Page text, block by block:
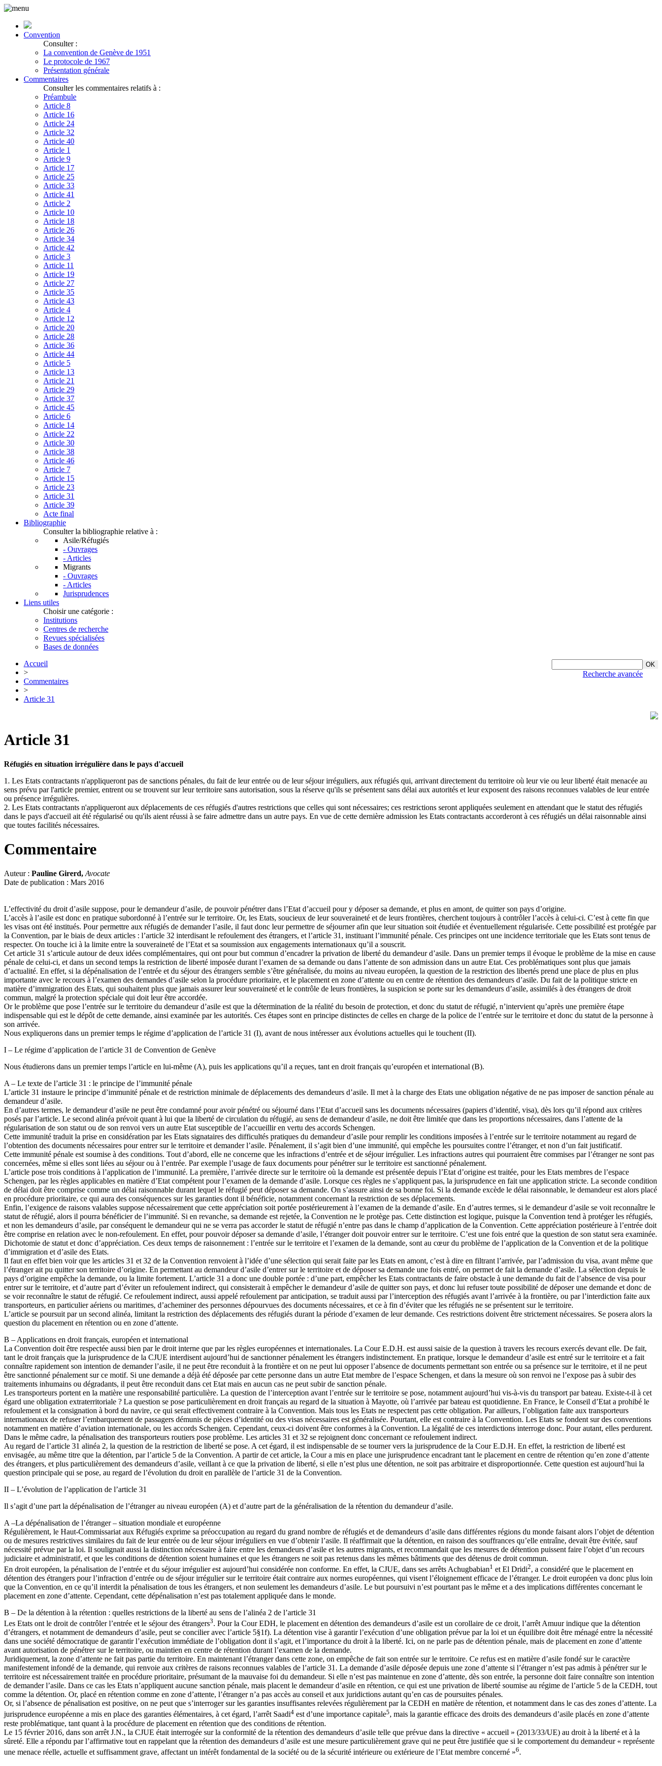
Convention
Consulter :
La convention de Genève de 1951
Le protocole de 1967
Présentation générale
Commentaires
Consulter les commentaires relatifs à :
Préambule
Article 8
Article 16
Article 24
Article 32
Article 40
Article 1
Article 9
Article 17
Article 25
Article 33
Article 41
Article 2
Article 10
Article 18
Article 26
Article 34
Article 42
Article 3
Article 11
Article 19
Article 27
Article 35
Article 43
Article 4
Article 12
Article 20
Article 28
Article 36
Article 44
Article 5
Article 13
Article 21
Article 29
Article 37
Article 45
Article 6
Article 14
Article 22
Article 30
Article 38
Article 46
Article 7
Article 15
Article 23
Article 31
Article 39
Acte final
Bibliographie
Consulter la bibliographie relative à :
Asile/Réfugiés
- Ouvrages
- Articles
Migrants
- Ouvrages
- Articles
Jurisprudences
Liens utiles
Choisir une catégorie :
Institutions
Centres de recherche
Revues spécialisées
Bases de données
Recherche avancée
Accueil
>
Commentaires
>
Article 31
Article 31
Réfugiés en situation irrégulière dans le pays d'accueil
1. Les Etats contractants n'appliqueront pas de sanctions pénales, du fait de leur entrée ou de leur séjour irréguliers, aux réfugiés qui, arrivant directement du territoire où leur vie ou leur liberté était menacée au
sens prévu par l'article premier, entrent ou se trouvent sur leur territoire sans autorisation, sous la réserve qu'ils se présentent sans délai aux autorités et leur exposent des raisons reconnues valables de leur entrée
ou présence irrégulières.
2. Les Etats contractants n'appliqueront aux déplacements de ces réfugiés d'autres restrictions que celles qui sont nécessaires; ces restrictions seront appliquées seulement en attendant que le statut des réfugiés
dans le pays d'accueil ait été régularisé ou qu'ils aient réussi à se faire admettre dans un autre pays. En vue de cette dernière admission les Etats contractants accorderont à ces réfugiés un délai raisonnable ainsi
que toutes facilités nécessaires.
Commentaire
Auteur : Pauline Girerd, Avocate
Date de publication : Mars 2016
L’effectivité du droit d’asile suppose, pour le demandeur d’asile, de pouvoir pénétrer dans l’Etat d’accueil pour y déposer sa demande, et plus en amont, de quitter son pays d’origine.
L’accès à l’asile est donc en pratique subordonné à l’entrée sur le territoire. Or, les Etats, soucieux de leur souveraineté et de leurs frontières, cherchent toujours à contrôler l’accès à celui-ci. C’est à cette fin que
les visas ont été institués. Pour permettre aux réfugiés de demander l’asile, il faut donc leur permettre de séjourner afin que leur situation soit étudiée et éventuellement régularisée. Cette possibilité est protégée par
la Convention, par le biais de deux articles : l’article 32 interdisant le refoulement des étrangers, et l’article 31, instituant l’immunité pénale. Ces principes ont une incidence territoriale que les Etats sont tenus de
respecter. On touche ici à la limite entre la souveraineté de l’Etat et sa soumission aux engagements internationaux qu’il a souscrit.
Cet article 31 s’articule autour de deux idées complémentaires, qui ont pour but commun d’encadrer la privation de liberté du demandeur d’asile. Dans un premier temps il évoque le problème de la mise en cause
pénale de celui-ci, et dans un second temps la restriction de liberté imposée durant l’examen de sa demande ou dans l’attente de son admission dans un autre Etat. Ces problématiques sont plus que jamais
d’actualité. En effet, si la dépénalisation de l’entrée et du séjour des étrangers semble s’être généralisée, du moins au niveau européen, la question de la restriction des libertés prend une place de plus en plus
importante avec le recours à l’examen des demandes d’asile selon la procédure prioritaire, et le placement en zone d’attente ou en centre de rétention des demandeurs d’asile. Du fait de la politique stricte en
matière d’immigration des Etats, qui souhaitent plus que jamais assurer leur souveraineté et le contrôle de leurs frontières, la suspicion se porte sur les demandeurs d’asile, assimilés à des étrangers de droit
commun, malgré la protection spéciale qui doit leur être accordée.
Or le problème que pose l’entrée sur le territoire du demandeur d’asile est que la détermination de la réalité du besoin de protection, et donc du statut de réfugié, n’intervient qu’après une première étape
indispensable qui est le dépôt de cette demande, ainsi examinée par les autorités. Ces étapes sont en principe distinctes de celles en charge de la police de l’entrée sur le territoire et donc du statut de la personne à
son arrivée.
Nous expliquerons dans un premier temps le régime d’application de l’article 31 (I), avant de nous intéresser aux évolutions actuelles qui le touchent (II).
I – Le régime d’application de l’article 31 de Convention de Genève
Nous étudierons dans un premier temps l’article en lui-même (A), puis les applications qu’il a reçues, tant en droit français qu’européen et international (B).
A – Le texte de l’article 31 : le principe de l’immunité pénale
L’article 31 instaure le principe d’immunité pénale et de restriction minimale de déplacements des demandeurs d’asile. Il met à la charge des Etats une obligation négative de ne pas imposer de sanction pénale au
demandeur d’asile.
En d’autres termes, le demandeur d’asile ne peut être condamné pour avoir pénétré ou séjourné dans l’Etat d’accueil sans les documents nécessaires (papiers d’identité, visa), dès lors qu’il répond aux critères
posés par l’article. Le second alinéa prévoit quant à lui que la liberté de circulation du réfugié, au sens de demandeur d’asile, ne doit être limitée que dans les proportions nécessaires, dans l’attente de la
régularisation de son statut ou de son renvoi vers un autre Etat susceptible de l’accueillir en vertu des accords Schengen.
Cette immunité traduit la prise en considération par les Etats signataires des difficultés pratiques du demandeur d’asile pour remplir les conditions imposées à l’entrée sur le territoire notamment au regard de
l’obtention des documents nécessaires pour entrer sur le territoire et demander l’asile. Pénalement, il s’agit bien d’une immunité, qui empêche les poursuites contre l’étranger, et non d’un fait justificatif.
Cette immunité pénale est soumise à des conditions. Tout d’abord, elle ne concerne que les infractions d’entrée et de séjour irrégulier. Les infractions autres qui pourraient être commises par l’étranger ne sont pas
concernées, même si elles sont liées au séjour ou à l’entrée. Par exemple l’usage de faux documents pour pénétrer sur le territoire est sanctionné pénalement.
L’article pose trois conditions à l’application de l’immunité. La première, l’arrivée directe sur le territoire où la demande est présentée depuis l’Etat d’origine est traitée, pour les Etats membres de l’espace
Schengen, par les règles applicables en matière d’Etat compétent pour l’examen de la demande d’asile. Lorsque ces règles ne s’appliquent pas, la jurisprudence en fait une application stricte. La seconde condition
de délai doit être comprise comme un délai raisonnable durant lequel le réfugié peut déposer sa demande. On s’assure ainsi de sa bonne foi. Si la demande excède le délai raisonnable, le demandeur est alors placé
en procédure prioritaire, ce qui aura des conséquences sur les garanties dont il bénéficie, notamment concernant la restriction de ses déplacements.
Enfin, l’exigence de raisons valables suppose nécessairement que cette appréciation soit portée postérieurement à l’examen de la demande d’asile. En d’autres termes, si le demandeur d’asile se voit reconnaître le
statut de réfugié, alors il pourra bénéficier de l’immunité. Si en revanche, sa demande est rejetée, la Convention ne le protège pas. Cette distinction est logique, puisque la Convention tend à protéger les réfugiés,
et non les demandeurs d’asile, par conséquent le demandeur qui ne se verra pas accorder le statut de réfugié n’entre pas dans le champ d’application de la Convention. Cette appréciation postérieure à l’entrée doit
être comprise en relation avec le non-refoulement. En effet, pour pouvoir déposer sa demande d’asile, l’étranger doit pouvoir entrer sur le territoire. C’est une fois entré que la question de son statut sera examinée.
Dichotomie de statut et donc d’appréciation. Ces deux temps de raisonnement : l’entrée sur le territoire et l’examen de la demande, sont au cœur du problème de l’application de la Convention et de la politique
d’immigration et d’asile des Etats.
Il faut en effet bien voir que les articles 31 et 32 de la Convention renvoient à l’idée d’une sélection qui serait faite par les Etats en amont, c’est à dire en filtrant l’arrivée, par l’admission du visa, avant même que
l’étranger ait pu quitter son territoire d’origine. En permettant au demandeur d’asile d’entrer sur le territoire et de déposer sa demande une fois entré, on permet de fait la demande d’asile. La sélection depuis le
pays d’origine empêche la demande, ou la limite fortement. L’article 31 a donc une double portée : d’une part, empêcher les Etats contractants de faire obstacle à une demande du fait de l’absence de visa pour
entrer sur le territoire, et d’autre part d’éviter un refoulement indirect, qui consisterait à empêcher le demandeur d’asile de quitter son pays, et donc lui refuser toute possibilité de déposer une demande et donc de
se voir reconnaître le statut de réfugié. Ce refoulement indirect, aussi appelé refoulement par anticipation, se traduit aussi par l’interception des réfugiés avant l’arrivée à la frontière, ou par l’interdiction faite aux
transporteurs, en particulier aériens ou maritimes, d’acheminer des personnes dépourvues des documents nécessaires, et ce à fin d’éviter que les réfugiés ne se présentent sur le territoire.
L’article se poursuit par un second alinéa, limitant la restriction des déplacements des réfugiés durant la période d’examen de leur demande. Ces restrictions doivent être strictement nécessaires. Se posera alors la
question du placement en rétention ou en zone d’attente.
B – Applications en droit français, européen et international
La Convention doit être respectée aussi bien par le droit interne que par les règles européennes et internationales. La Cour E.D.H. est aussi saisie de la question à travers les recours exercés devant elle. De fait,
tant le droit français que la jurisprudence de la CJUE interdisent aujourd’hui de sanctionner pénalement les étrangers indistinctement. En pratique, lorsque le demandeur d’asile est entré sur le territoire et a fait
connaître rapidement son intention de demander l’asile, il ne peut être reconduit à la frontière et on ne peut lui opposer l’absence de documents permettant son entrée ou sa présence sur le territoire, et il ne peut
être sanctionné pénalement sur ce motif. Si une demande a déjà été déposée par cette personne dans un autre Etat membre de l’espace Schengen, et dans la mesure où son renvoi ne l’expose pas à subir des
traitements inhumains ou dégradants, il peut être reconduit dans cet Etat mais en aucun cas ne peut subir de sanction pénale.
Les transporteurs portent en la matière une responsabilité particulière. La question de l’interception avant l’entrée sur le territoire se pose, notamment aujourd’hui vis-à-vis du transport par bateau. Existe-t-il à cet
égard une obligation extraterritoriale ? La question se pose particulièrement en droit français au regard de la situation à Mayotte, où l’arrivée par bateau est quotidienne. En France, le Conseil d’Etat a prohibé le
refoulement et la consignation à bord du navire, ce qui serait effectivement contraire à la Convention. Mais tous les Etats ne respectent pas cette obligation. Par ailleurs, l’obligation faite aux transporteurs
internationaux de refuser l’embarquement de passagers démunis de pièces d’identité ou des visas nécessaires est généralisée. Pourtant, elle est contraire à la Convention. Les Etats se fondent sur des conventions
notamment en matière d’aviation internationale, ou les accords Schengen. Cependant, ceux-ci doivent être conformes à la Convention. La légalité de ces interdictions interroge donc. Pour autant, elles perdurent.
Dans le même cadre, la pénalisation des transporteurs routiers pose problème. Les articles 31 et 32 se rejoignent donc concernant ce refoulement indirect.
Au regard de l’article 31 alinéa 2, la question de la restriction de liberté se pose. A cet égard, il est indispensable de se tourner vers la jurisprudence de la Cour E.D.H. En effet, la restriction de liberté est
envisagée, au même titre que la détention, par l’article 5 de la Convention. A partir de cet article, la Cour a mis en place une jurisprudence encadrant tant le placement en centre de rétention qu’en zone d’attente
des étrangers, et plus particulièrement des demandeurs d’asile, veillant à ce que la privation de liberté, si elle n’est plus une détention, ne soit pas arbitraire et disproportionnée. Cette question est aujourd’hui la
question principale qui se pose, au regard de l’évolution du droit en parallèle de l’article 31 de la Convention.
II – L’évolution de l’application de l’article 31
Il s’agit d’une part la dépénalisation de l’étranger au niveau européen (A) et d’autre part de la généralisation de la rétention du demandeur d’asile.
A –La dépénalisation de l’étranger – situation mondiale et européenne
Régulièrement, le Haut-Commissariat aux Réfugiés exprime sa préoccupation au regard du grand nombre de réfugiés et de demandeurs d’asile dans différentes régions du monde faisant alors l’objet de détention
ou de mesures restrictives similaires du fait de leur entrée ou de leur séjour irréguliers en vue d’obtenir l’asile. Il réaffirmait que la détention, en raison des souffrances qu’elle entraîne, devait être évitée, sauf
nécessité prévue par la loi. Il soulignait aussi la distinction nécessaire à faire entre les demandeurs d’asile et les autres migrants, et recommandait que les mesures de détention puissent faire l’objet d’un recours
judiciaire et administratif, et que les conditions de détention soient humaines et que les étrangers ne soit pas retenus dans les mêmes bâtiments que des détenus de droit commun.
En droit européen, la pénalisation de l’entrée et du séjour irrégulier est aujourd’hui considérée non conforme. En effet, la CJUE, dans ses arrêts Achugbabian1 et El Dridi2, a considéré que le placement en
détention des étrangers pour l’infraction d’entrée ou de séjour irrégulier sur le territoire était contraire aux normes européennes, qui visent l’éloignement efficace de l’étranger. Le droit européen va donc plus loin
que la Convention, en ce qu’il interdit la pénalisation de tous les étrangers, et non seulement les demandeurs d’asile. Le but poursuivi n’est pourtant pas le même et a des implications différentes concernant le
placement en zone d’attente. Cependant, cette dépénalisation n’est pas totalement appliquée dans le monde.
B – De la détention à la rétention : quelles restrictions de la liberté au sens de l’alinéa 2 de l’article 31
Les Etats ont le droit de contrôler l’entrée et le séjour des étrangers3. Pour la Cour EDH, le placement en détention des demandeurs d’asile est un corollaire de ce droit, l’arrêt Amuur indique que la détention
d’étrangers, et notamment de demandeurs d’asile, peut se concilier avec l’article 5§1f). La détention vise à garantir l’exécution d’une obligation prévue par la loi et un équilibre doit être ménagé entre la nécessité
dans une société démocratique de garantir l’exécution immédiate de l’obligation dont il s’agit, et l’importance du droit à la liberté. Ici, on ne parle pas de détention pénale, mais de placement en zone d’attente
avant autorisation de pénétrer sur le territoire, ou maintien en centre de rétention durant l’examen de la demande.
Juridiquement, la zone d’attente ne fait pas partie du territoire. En maintenant l’étranger dans cette zone, on empêche de fait son entrée sur le territoire. Ce refus est en matière d’asile fondé sur le caractère
manifestement infondé de la demande, qui renvoie aux critères de raisons reconnues valables de l’article 31. La demande d’asile déposée depuis une zone d’attente si l’étranger n’est pas admis à pénétrer sur le
territoire est nécessairement traitée en procédure prioritaire, présumant de la mauvaise foi du demandeur. Si elle n’est pas maintenue en zone d’attente, dès son entrée, la personne doit faire connaître son intention
de demander l’asile. Dans ce cas les Etats n’appliquent aucune sanction pénale, mais placent le demandeur d’asile en rétention, ce qui est une privation de liberté soumise au régime de l’article 5 de la CEDH, tout
comme la détention. Or, placé en rétention comme en zone d’attente, l’étranger n’a pas accès au conseil et aux juridictions autant qu’en cas de poursuites pénales.
Or, si l’absence de pénalisation est positive, on ne peut que s’interroger sur les garanties insuffisantes relevées régulièrement par la CEDH en matière de rétention, et notamment dans le cas des zones d’attente. La
jurisprudence européenne a mis en place des garanties élémentaires, à cet égard, l’arrêt Saadi4 est d’une importance capitale5, mais la garantie efficace des droits des demandeurs d’asile placés en zone d’attente
reste problématique, tant quant à la procédure de placement en rétention que des conditions de rétention.
Le 15 février 2016, dans son arrêt J.N., la CJUE était interrogée sur la conformité de la rétention des demandeurs d’asile telle que prévue dans la directive « accueil » (2013/33/UE) au droit à la liberté et à la
sûreté. Elle a répondu par l’affirmative tout en rappelant que la rétention des demandeurs d’asile est une mesure particulièrement grave qui ne peut être justifiée que si le comportement du demandeur « représente
une menace réelle, actuelle et suffisamment grave, affectant un intérêt fondamental de la société ou de la sécurité intérieure ou extérieure de l’Etat membre concerné »6.